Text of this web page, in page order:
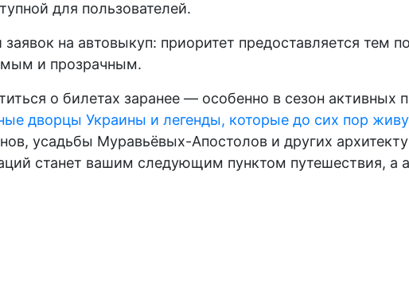
для пользователей.
на автовыкуп: приоритет предоставляется тем
и прозрачным.
о билетах заранее — особенно в сезон активных
дворцы Украины и легенды, которые до сих пор
усадьбы Муравьёвых-Апостолов и других
станет вашим следующим пунктом путешествия, а